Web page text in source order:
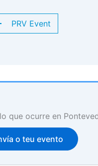
PRV Event
que ocurre en
o teu evento